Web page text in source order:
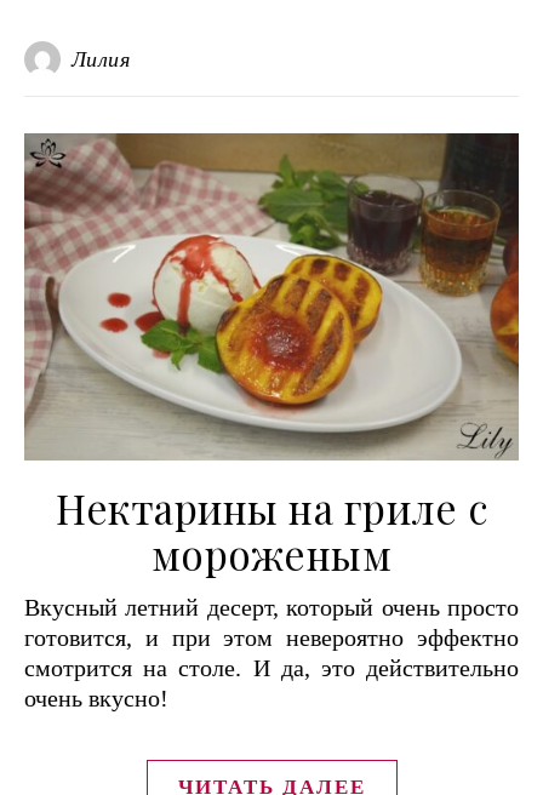
Лилия
Нектарины на гриле с
мороженым
Вкусный летний десерт, который очень просто
готовится, и при этом невероятно эффектно
смотрится на столе. И да, это действительно
очень вкусно!
ЧИТАТЬ ДАЛЕЕ